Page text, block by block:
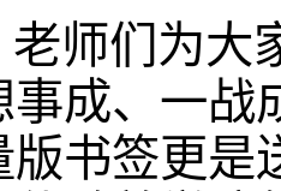
师们为大
事成、一战
版书签更是